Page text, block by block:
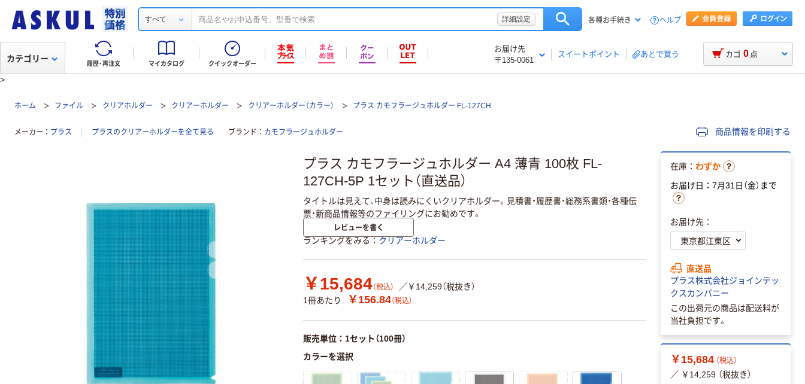
すべて 詳細設定 各種お手続き ヘルプ
履歴・再注文 マイカタログ クイックオーダー
お届け先
〒135-0061
スイートポイント あとで買う
カテゴリー カゴ 0 点
>
ホーム ファイル クリアホルダー クリアーホルダー クリアーホルダー（カラー） プラス カモフラージュホルダー FL-127CH
メーカー プラス プラスのクリアーホルダーを全て見る ブランド カモフラージュホルダー 商品情報を印刷する
プラス カモフラージュホルダー A4 薄青 100枚 FL-
127CH-5P 1セット（直送品）
タイトルは見えて、中身は読みにくいクリアホルダー。見積書・履歴書・総務系書類・各種伝
票・新商品情報等のファイリングにお勧めです。
レビューを書く
ランキングをみる クリアーホルダー
￥15,684（税込）
／￥14,259（税抜き）
1冊あたり
￥156.84（税込）
販売単位：1セット（100冊）
カラーを選択
在庫： わずか
お届け日：7月31日（金）まで
お届け先：
直送品
プラス株式会社ジョインテッ
クスカンパニー
この出荷元の商品は配送料が
当社負担です。
￥15,684 （税込）
／ ￥14,259 （税抜き）